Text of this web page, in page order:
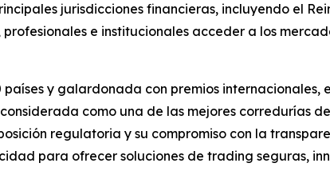
jurisdicciones financieras, incluyendo el
profesionales e institucionales acceder a los
y galardonada con premios internacionales,
como una de las mejores corredurías
regulatoria y su compromiso con la
para ofrecer soluciones de trading seguras,